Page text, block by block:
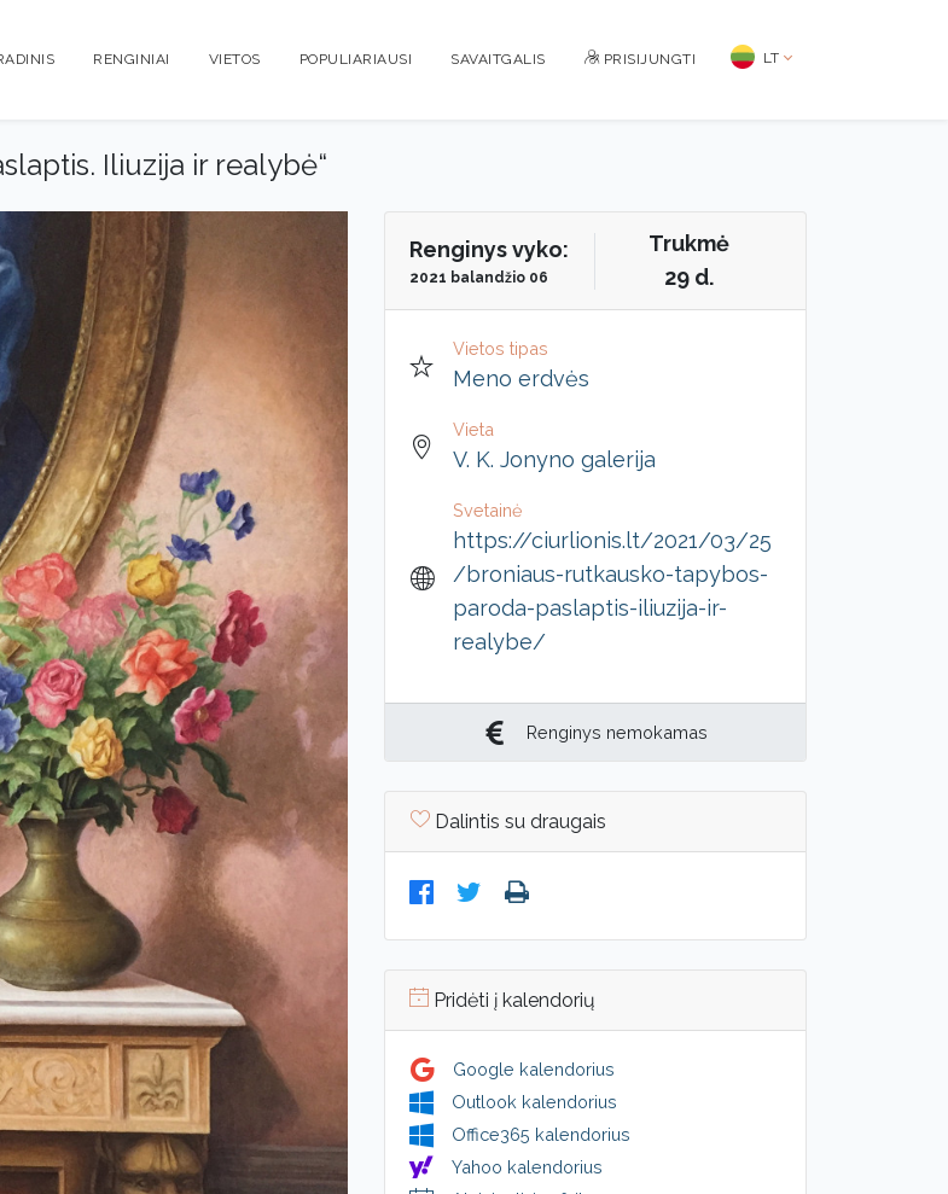
RENGINIAI VIETOS POPULIARIAUSI SAVAITGALIS PRISIJUNGTI LT
Iliuzija ir realybė“
Renginys vyko:
2021 balandžio 06
Trukmė
29 d.
Vietos tipas
Meno erdvės
Vieta
V. K. Jonyno galerija
Svetainė
https://ciurlionis.lt/2021/03/25
/broniaus-rutkausko-tapybos-
paroda-paslaptis-iliuzija-ir-
realybe/
Renginys nemokamas
Dalintis su draugais
Pridėti į kalendorių
Google kalendorius
Outlook kalendorius
Office365 kalendorius
Yahoo kalendorius